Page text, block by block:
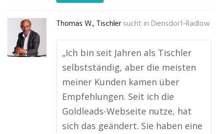
Thomas W., Tischler sucht in Diensdorf-Radlow
„Ich bin seit Jahren als Tischler
selbstständig, aber die meisten
meiner Kunden kamen über
Empfehlungen. Seit ich die
Goldleads-Webseite nutze, hat
sich das geändert. Sie haben eine